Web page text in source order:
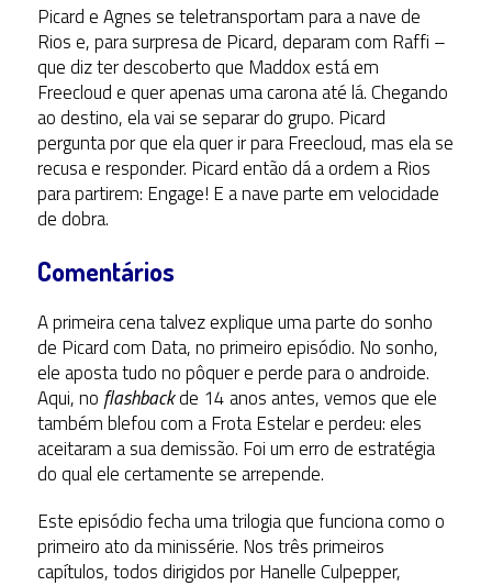
Picard e Agnes se teletransportam para a nave de
Rios e, para surpresa de Picard, deparam com Raffi –
que diz ter descoberto que Maddox está em
Freecloud e quer apenas uma carona até lá. Chegando
ao destino, ela vai se separar do grupo. Picard
pergunta por que ela quer ir para Freecloud, mas ela se
recusa e responder. Picard então dá a ordem a Rios
para partirem: Engage! E a nave parte em velocidade
de dobra.
Comentários
A primeira cena talvez explique uma parte do sonho
de Picard com Data, no primeiro episódio. No sonho,
ele aposta tudo no pôquer e perde para o androide.
Aqui, no flashbackde 14 anos antes, vemos que ele
também blefou com a Frota Estelar e perdeu: eles
aceitaram a sua demissão. Foi um erro de estratégia
do qual ele certamente se arrepende.
Este episódio fecha uma trilogia que funciona como o
primeiro ato da minissérie. Nos três primeiros
capítulos, todos dirigidos por Hanelle Culpepper,